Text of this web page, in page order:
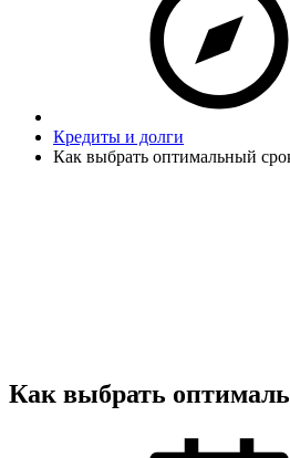
Кредиты и долги
Как выбрать оптимальный
Как выбрать